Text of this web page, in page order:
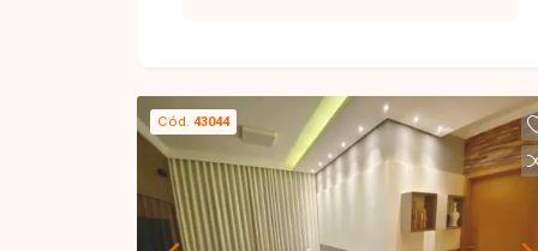
Cód. 43044